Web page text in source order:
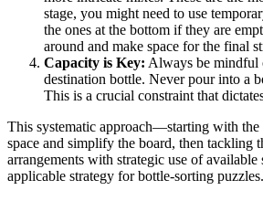
stage, you might need to use
the ones at the bottom if they are
around and make space for the final
Capacity is Key: Always be mindful
destination bottle. Never pour into a
This is a crucial constraint that
This systematic approach—starting with the
space and simplify the board, then tackling
arrangements with strategic use of
applicable strategy for bottle-sorting puzzles.